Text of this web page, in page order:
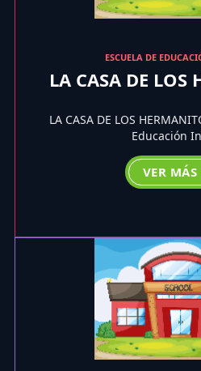
ESCUELA DE
LA CASA DE LOS
LA CASA DE LOS
Educación
VER MÁS